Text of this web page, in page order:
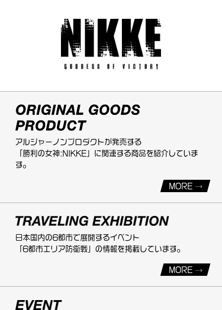
アルジャーノンプロダクトが発売する
「勝利の女神:NIKKE」に関連する商品を紹介していま
す。
MORE
日本国内の6都市で展開するイベント
「6都市エリア防衛戦」の情報を掲載しています。
MORE